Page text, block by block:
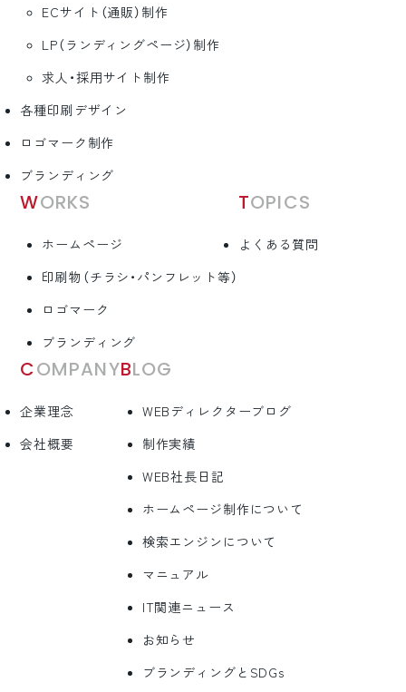
ECサイト（通販）制作
LP（ランディングページ）制作
求人・採用サイト制作
各種印刷デザイン
ロゴマーク制作
ブランディング
WORKS
ホームページ
印刷物（チラシ・パンフレット等）
ロゴマーク
ブランディング
TOPICS
よくある質問
COMPANY
企業理念
会社概要
BLOG
WEBディレクターブログ
制作実績
WEB社長日記
ホームページ制作について
検索エンジンについて
マニュアル
IT関連ニュース
お知らせ
ブランディングとSDGs